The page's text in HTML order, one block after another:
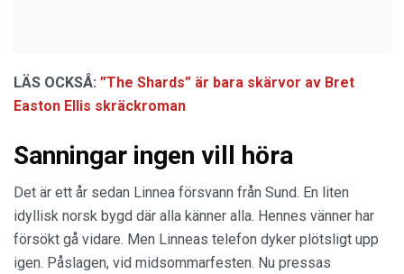
LÄS OCKSÅ: ”The Shards” är bara skärvor av Bret
Easton Ellis skräckroman
Sanningar ingen vill höra
Det är ett år sedan Linnea försvann från Sund. En liten
idyllisk norsk bygd där alla känner alla. Hennes vänner har
försökt gå vidare. Men Linneas telefon dyker plötsligt upp
igen. Påslagen, vid midsommarfesten. Nu pressas